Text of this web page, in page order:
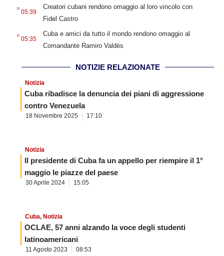
05:39
Creatori cubani rendono omaggio al loro vincolo con
Fidel Castro
.05:35
Cuba e amici da tutto il mondo rendono omaggio al
Comandante Ramiro Valdés
NOTIZIE RELAZIONATE
Notizia
Cuba ribadisce la denuncia dei piani di aggressione
contro Venezuela
18 Novembre 2025 17:10
Notizia
Il presidente di Cuba fa un appello per riempire il 1°
maggio le piazze del paese
30 Aprile 2024 15:05
Cuba, Notizia
OCLAE, 57 anni alzando la voce degli studenti
latinoamericani
11 Agosto 2023 08:53